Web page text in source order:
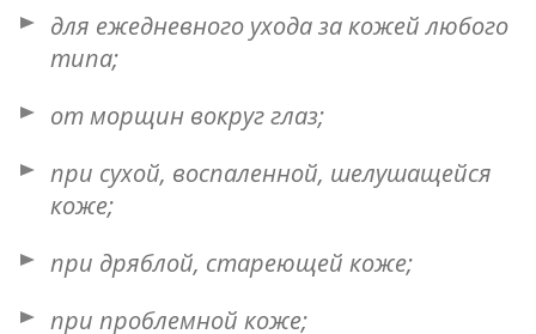
для ежедневного ухода за кожей любого
типа;
от морщин вокруг глаз;
при сухой, воспаленной, шелушащейся
коже;
при дряблой, стареющей коже;
при проблемной коже;